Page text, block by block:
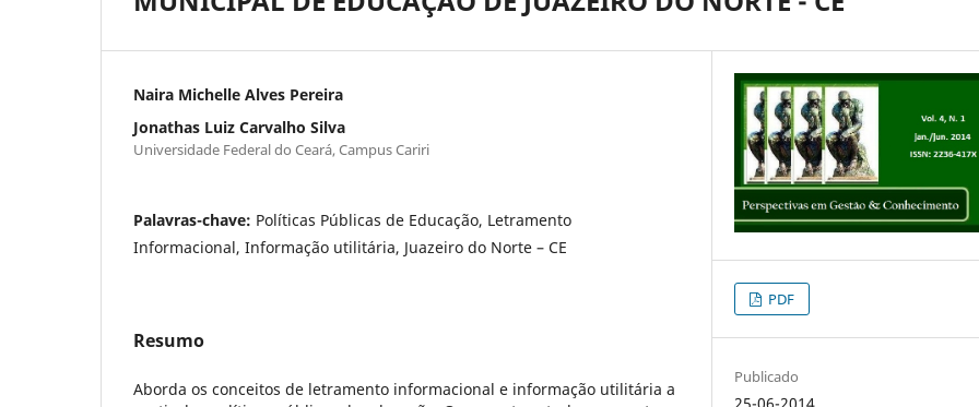
Naira Michelle Alves Pereira
Jonathas Luiz Carvalho Silva
Universidade Federal do Ceará, Campus Cariri
Palavras-chave: Políticas Públicas de Educação, Letramento
Informacional, Informação utilitária, Juazeiro do Norte – CE
Resumo
Aborda os conceitos de letramento informacional e informação utilitária a
PDF
Publicado